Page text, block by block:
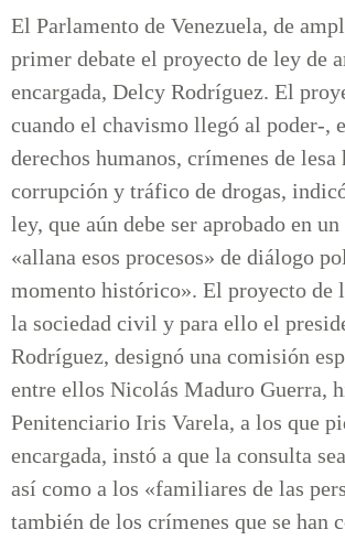
El Parlamento de Venezuela, de
primer debate el proyecto de ley de
encargada, Delcy Rodríguez. El
cuando el chavismo llegó al poder-,
derechos humanos, crímenes de
corrupción y tráfico de drogas,
ley, que aún debe ser aprobado en
«allana esos procesos» de diálogo
momento histórico». El proyecto de
la sociedad civil y para ello el
Rodríguez, designó una comisión
entre ellos Nicolás Maduro Guerra,
Penitenciario Iris Varela, a los que
encargada, instó a que la consulta
así como a los «familiares de las
también de los crímenes que se han